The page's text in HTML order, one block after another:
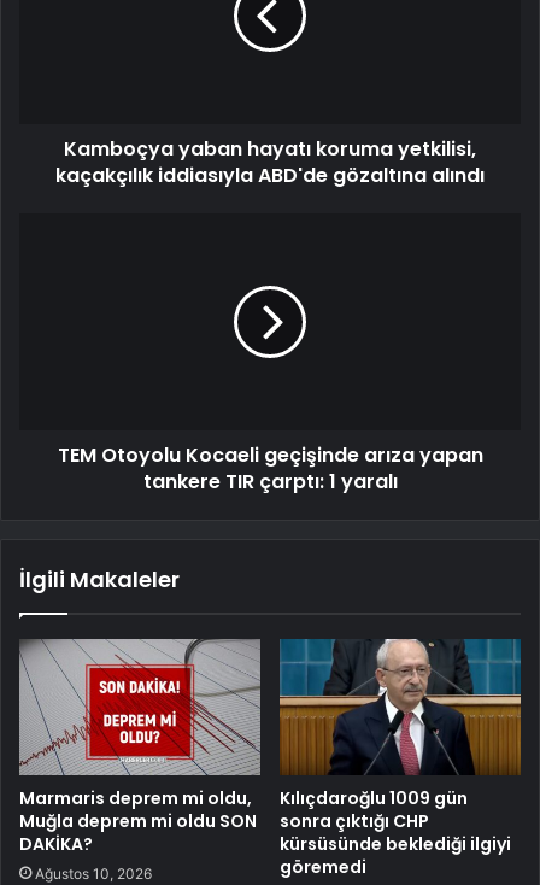
Kamboçya yaban hayatı koruma yetkilisi,
kaçakçılık iddiasıyla ABD'de gözaltına alındı
TEM Otoyolu Kocaeli geçişinde arıza yapan
tankere TIR çarptı: 1 yaralı
İlgili Makaleler
Marmaris deprem mi oldu,
Muğla deprem mi oldu SON
DAKİKA?
Ağustos 10, 2026
Kılıçdaroğlu 1009 gün
sonra çıktığı CHP
kürsüsünde beklediği ilgiyi
göremedi